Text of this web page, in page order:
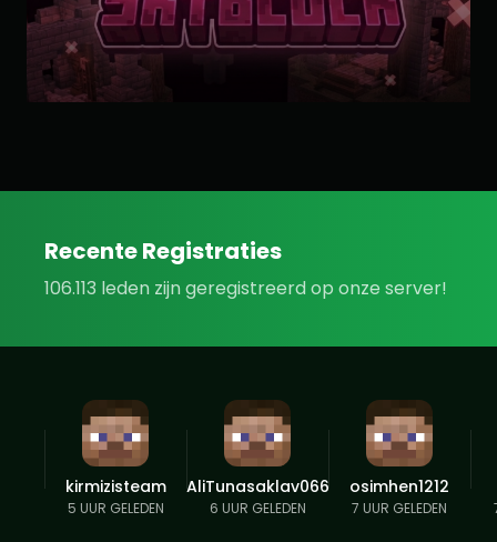
Recente Registraties
106.113 leden zijn geregistreerd op onze server!
kirmizisteam
5 UUR GELEDEN
AliTunasaklav066
6 UUR GELEDEN
osimhen1212
7 UUR GELEDEN